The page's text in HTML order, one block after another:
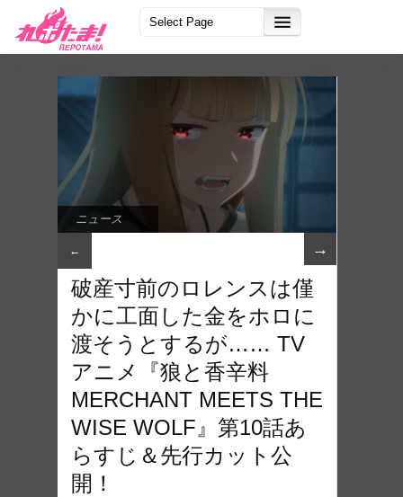
ニュース
← →
破産寸前のロレンスは僅
かに工面した金をホロに
渡そうとするが…… TV
アニメ『狼と香辛料
MERCHANT MEETS THE
WISE WOLF』第10話あ
らすじ＆先行カット公
開！